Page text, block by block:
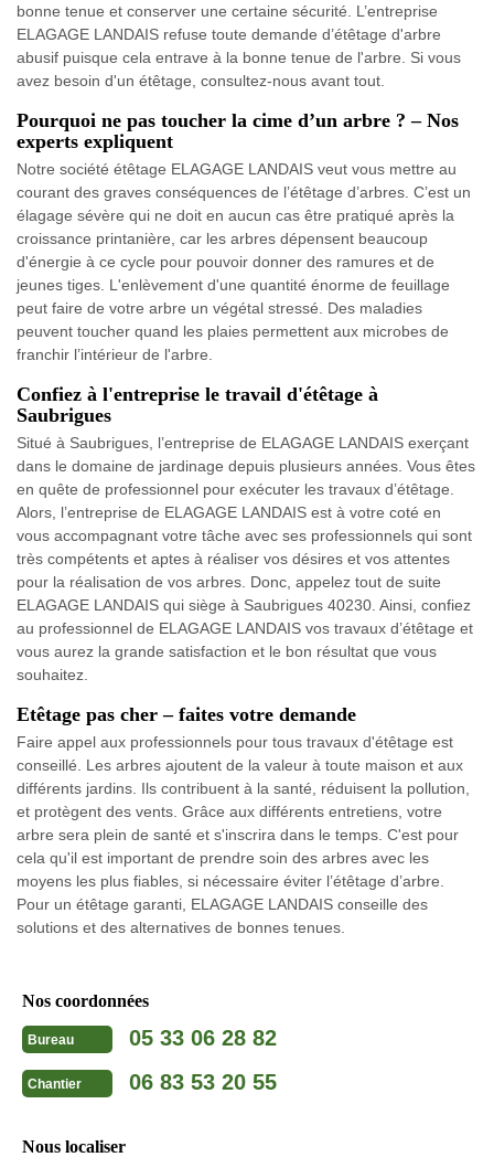
bonne tenue et conserver une certaine sécurité. L’entreprise
ELAGAGE LANDAIS refuse toute demande d’étêtage d'arbre
abusif puisque cela entrave à la bonne tenue de l'arbre. Si vous
avez besoin d'un étêtage, consultez-nous avant tout.
Pourquoi ne pas toucher la cime d’un arbre ? – Nos
experts expliquent
Notre société étêtage ELAGAGE LANDAIS veut vous mettre au
courant des graves conséquences de l’étêtage d’arbres. C’est un
élagage sévère qui ne doit en aucun cas être pratiqué après la
croissance printanière, car les arbres dépensent beaucoup
d'énergie à ce cycle pour pouvoir donner des ramures et de
jeunes tiges. L'enlèvement d'une quantité énorme de feuillage
peut faire de votre arbre un végétal stressé. Des maladies
peuvent toucher quand les plaies permettent aux microbes de
franchir l’intérieur de l'arbre.
Confiez à l'entreprise le travail d'étêtage à
Saubrigues
Situé à Saubrigues, l’entreprise de ELAGAGE LANDAIS exerçant
dans le domaine de jardinage depuis plusieurs années. Vous êtes
en quête de professionnel pour exécuter les travaux d’étêtage.
Alors, l’entreprise de ELAGAGE LANDAIS est à votre coté en
vous accompagnant votre tâche avec ses professionnels qui sont
très compétents et aptes à réaliser vos désires et vos attentes
pour la réalisation de vos arbres. Donc, appelez tout de suite
ELAGAGE LANDAIS qui siège à Saubrigues 40230. Ainsi, confiez
au professionnel de ELAGAGE LANDAIS vos travaux d’étêtage et
vous aurez la grande satisfaction et le bon résultat que vous
souhaitez.
Etêtage pas cher – faites votre demande
Faire appel aux professionnels pour tous travaux d'étêtage est
conseillé. Les arbres ajoutent de la valeur à toute maison et aux
différents jardins. Ils contribuent à la santé, réduisent la pollution,
et protègent des vents. Grâce aux différents entretiens, votre
arbre sera plein de santé et s'inscrira dans le temps. C'est pour
cela qu'il est important de prendre soin des arbres avec les
moyens les plus fiables, si nécessaire éviter l’étêtage d’arbre.
Pour un étêtage garanti, ELAGAGE LANDAIS conseille des
solutions et des alternatives de bonnes tenues.
Nos coordonnées
Bureau 05 33 06 28 82
Chantier 06 83 53 20 55
Nous localiser